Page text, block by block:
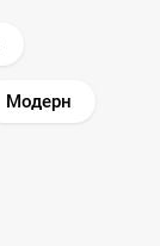
Модерн